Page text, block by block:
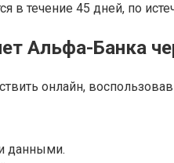
течение 45 дней, по
Альфа-Банка
онлайн,
данными.